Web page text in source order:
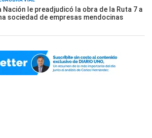
Nación le preadjudicó la obra de la Ruta 7 a
sociedad de empresas mendocinas